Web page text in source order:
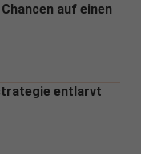
auf einen
entlarvt